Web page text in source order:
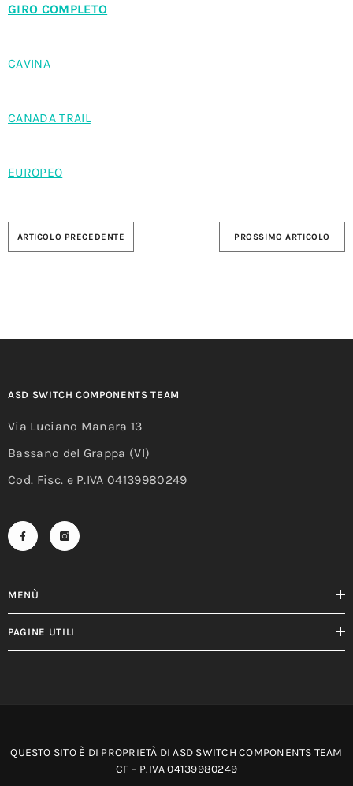
GIRO COMPLETO
CAVINA
CANADA TRAIL
EUROPEO
ARTICOLO PRECEDENTE PROSSIMO ARTICOLO
ASD SWITCH COMPONENTS TEAM
Via Luciano Manara 13
Bassano del Grappa (VI)
Cod. Fisc. e P.IVA 04139980249
MENÙ
PAGINE UTILI
QUESTO SITO È DI PROPRIETÀ DI ASD SWITCH COMPONENTS TEAM
CF – P.IVA 04139980249